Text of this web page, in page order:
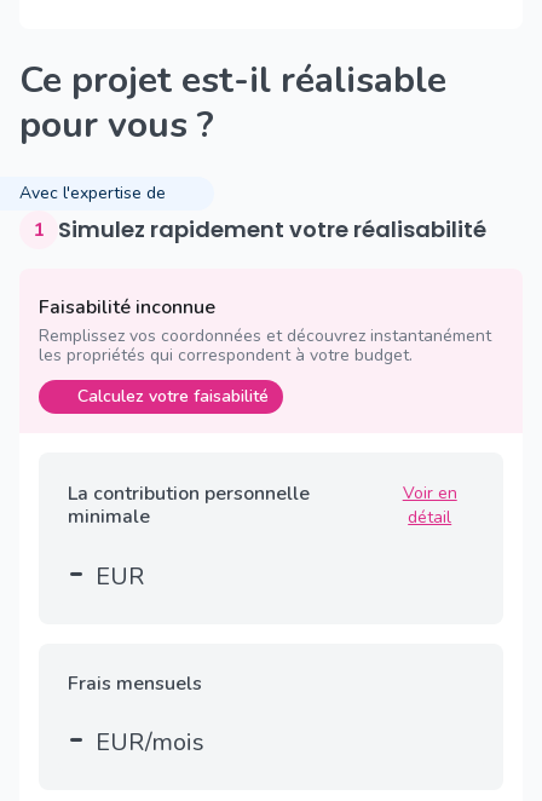
Ce projet est-il réalisable
pour vous ?
Avec l'expertise de
1 Simulez rapidement votre réalisabilité
Faisabilité inconnue
Remplissez vos coordonnées et découvrez instantanément
les propriétés qui correspondent à votre budget.
Calculez votre faisabilité
La contribution personnelle
minimale
Voir en
détail
- EUR
Frais mensuels
- EUR/mois